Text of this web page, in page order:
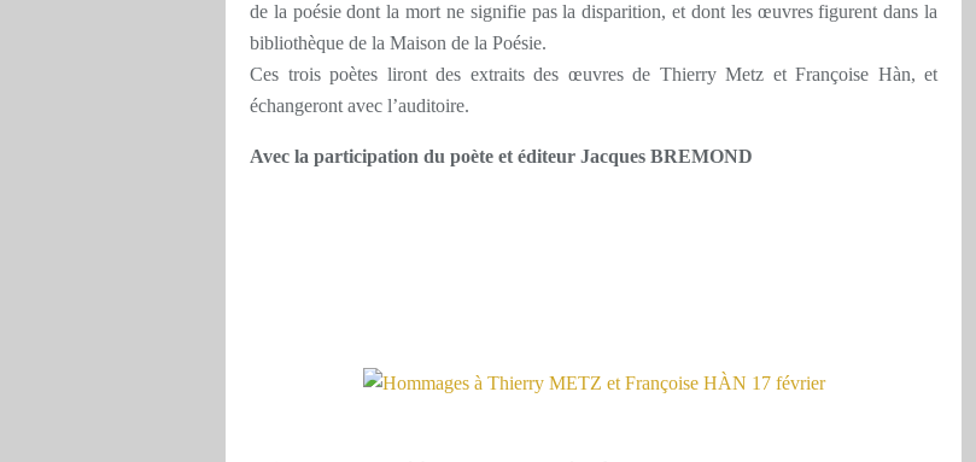
de la poésie dont la mort ne signifie pas la disparition, et dont les œuvres figurent dans la
bibliothèque de la Maison de la Poésie.
Ces trois poètes liront des extraits des œuvres de Thierry Metz et Françoise Hàn, et
échangeront avec l’auditoire.
Avec la participation du poète et éditeur Jacques BREMOND